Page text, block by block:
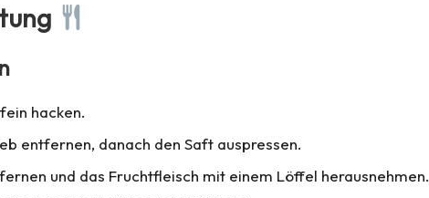
hacken.
entfernen, danach den Saft auspressen.
und das Fruchtfleisch mit einem Löffel herausnehmen.